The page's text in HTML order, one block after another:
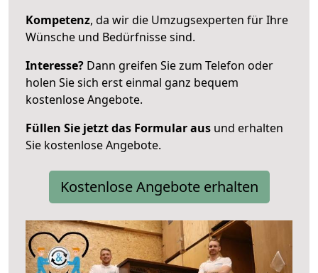
Kompetenz, da wir die Umzugsexperten für Ihre
Wünsche und Bedürfnisse sind.
Interesse? Dann greifen Sie zum Telefon oder
holen Sie sich erst einmal ganz bequem
kostenlose Angebote.
Füllen Sie jetzt das Formular aus und erhalten
Sie kostenlose Angebote.
Kostenlose Angebote erhalten